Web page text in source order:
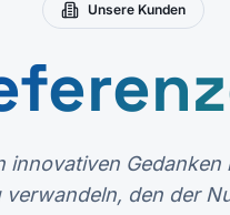
Unsere Kunden
innovativen
den der